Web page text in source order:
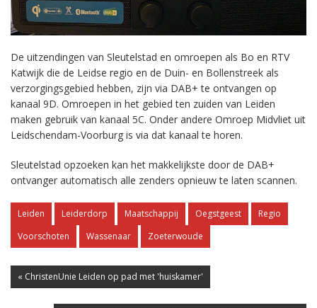
De uitzendingen van Sleutelstad en omroepen als Bo en RTV
Katwijk die de Leidse regio en de Duin- en Bollenstreek als
verzorgingsgebied hebben, zijn via DAB+ te ontvangen op
kanaal 9D. Omroepen in het gebied ten zuiden van Leiden
maken gebruik van kanaal 5C. Onder andere Omroep Midvliet uit
Leidschendam-Voorburg is via dat kanaal te horen.
Sleutelstad opzoeken kan het makkelijkste door de DAB+
ontvanger automatisch alle zenders opnieuw te laten scannen.
Leiden Leiderdorp Maatschappij Oegstgeest
Regio
Voorschoten
Wassenaar Zoeterwoude
« ChristenUnie Leiden op pad met 'huiskamer'